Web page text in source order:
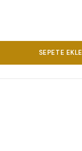
SEPETE EKLE